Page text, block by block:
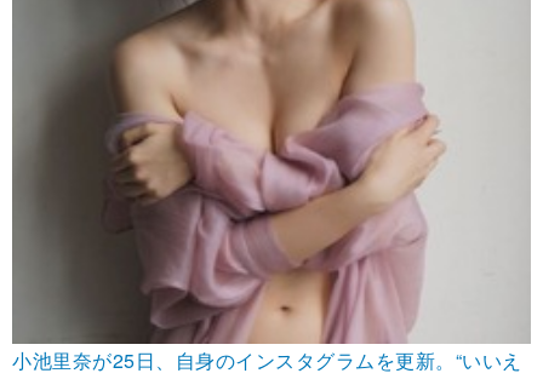
小池里奈が25日、自身のインスタグラムを更新。“いいえ